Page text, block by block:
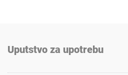
Uputstvo za upotrebu